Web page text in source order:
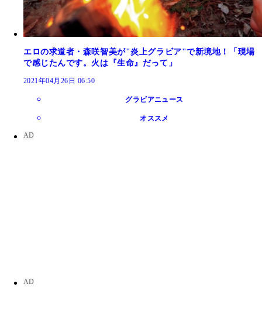
エロの求道者・森咲智美が"炎上グラビア"で新境地！「現場
で感じたんです。火は『生命』だって」
2021年04月26日 06:50
グラビアニュース
オススメ